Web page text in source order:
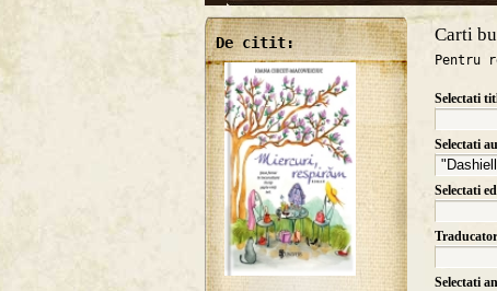
De citit: Carti
Pentru
Selectati
Selectati
Selectati
Traducator
Selectati